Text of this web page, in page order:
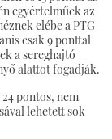
egyértelműek az
elébe a PTG
csak 9 ponttal
a sereghajtó
alattot fogadják.
pontos, nem
lehetett sok